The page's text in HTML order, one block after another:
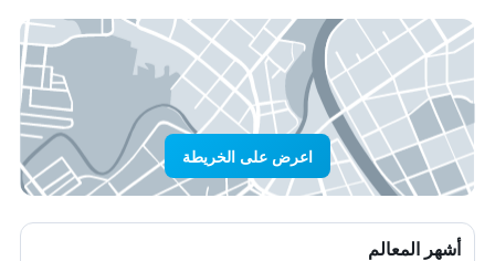
اعرض على الخريطة
أشهر المعالم